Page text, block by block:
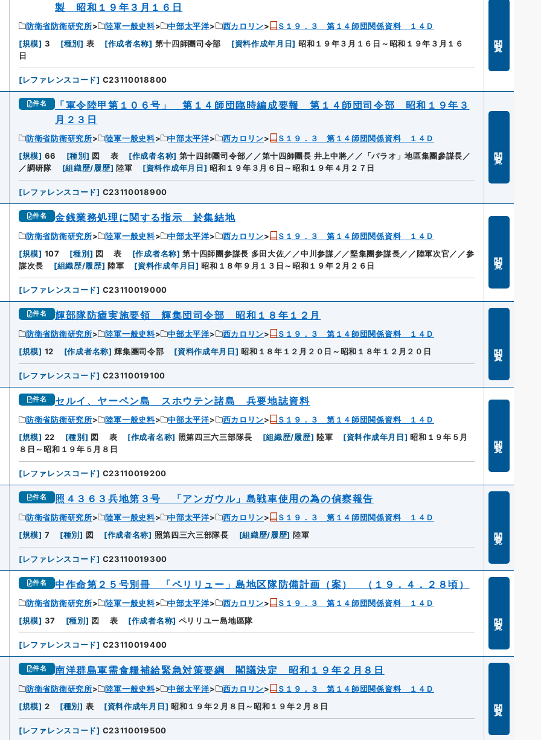
製 昭和１９年３月１６日
防衛省防衛研究所 陸軍一般史料 中部太平洋 西カロリン
Ｓ１９．３ 第１４師団関係資料 １４Ｄ
[規模] 3 [種別] 表 [作成者名称] 第十四師團司令部 [資料作成年月日] 昭和１９年３月１６日～昭和１９年３月１６
日
[レファレンスコード] C23110018800
件名
「軍令陸甲第１０６号」 第１４師団臨時編成要報 第１４師団司令部 昭和１９年３
月２３日
防衛省防衛研究所 陸軍一般史料 中部太平洋 西カロリン
Ｓ１９．３ 第１４師団関係資料 １４Ｄ
[規模] 66 [種別] 図 表 [作成者名称] 第十四師團司令部／／第十四師團長 井上中將／／「パラオ」地區集團參謀長／
／調研隊
[組織歴/履歴] 陸軍 [資料作成年月日] 昭和１９年３月６日～昭和１９年４月２７日
[レファレンスコード] C23110018900
件名 金銭業務処理に関する指示 於集結地
防衛省防衛研究所 陸軍一般史料 中部太平洋 西カロリン
Ｓ１９．３ 第１４師団関係資料 １４Ｄ
[規模] 107 [種別] 図 表 [作成者名称] 第十四師團参謀長 多田大佐／／中川参謀／／堅集團参謀長／／陸軍次官／／参
謀次長
[組織歴/履歴] 陸軍 [資料作成年月日] 昭和１８年９月１３日～昭和１９年２月２６日
[レファレンスコード] C23110019000
件名 輝部隊防瘧実施要領 輝集団司令部 昭和１８年１２月
防衛省防衛研究所 陸軍一般史料 中部太平洋 西カロリン
Ｓ１９．３ 第１４師団関係資料 １４Ｄ
[規模] 12 [作成者名称] 輝集團司令部 [資料作成年月日] 昭和１８年１２月２０日～昭和１８年１２月２０日
[レファレンスコード] C23110019100
件名 セルイ、ヤーペン島 スホウテン諸島 兵要地誌資料
防衛省防衛研究所 陸軍一般史料 中部太平洋 西カロリン
Ｓ１９．３ 第１４師団関係資料 １４Ｄ
[規模] 22 [種別] 図 表 [作成者名称] 照第四三六三部隊長 [組織歴/履歴] 陸軍 [資料作成年月日] 昭和１９年５月
８日～昭和１９年５月８日
[レファレンスコード] C23110019200
件名 照４３６３兵地第３号 「アンガウル」島戦車使用の為の偵察報告
防衛省防衛研究所 陸軍一般史料 中部太平洋 西カロリン
Ｓ１９．３ 第１４師団関係資料 １４Ｄ
[規模] 7 [種別] 図 [作成者名称] 照第四三六三部隊長 [組織歴/履歴] 陸軍
[レファレンスコード] C23110019300
件名 中作命第２５号別冊 「ペリリュー」島地区隊防備計画（案） （１９．４．２８頃）
防衛省防衛研究所 陸軍一般史料 中部太平洋 西カロリン
Ｓ１９．３ 第１４師団関係資料 １４Ｄ
[規模] 37 [種別] 図 表 [作成者名称] ペリリユー島地區隊
[レファレンスコード] C23110019400
件名 南洋群島軍需食糧補給緊急対策要綱 閣議決定 昭和１９年２月８日
防衛省防衛研究所 陸軍一般史料 中部太平洋 西カロリン
Ｓ１９．３ 第１４師団関係資料 １４Ｄ
[規模] 2 [種別] 表 [資料作成年月日] 昭和１９年２月８日～昭和１９年２月８日
[レファレンスコード] C23110019500